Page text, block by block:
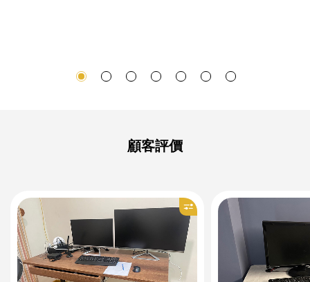
顧客評價